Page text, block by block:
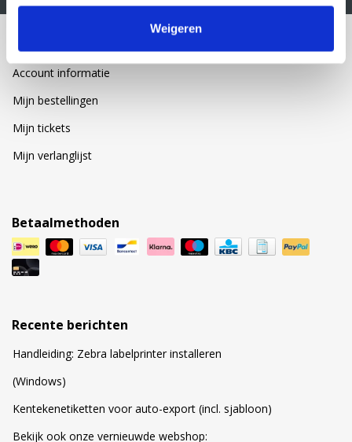
Weigeren
Account informatie
Mijn bestellingen
Mijn tickets
Mijn verlanglijst
Betaalmethoden
Recente berichten
Handleiding: Zebra labelprinter installeren
(Windows)
Kentekenetiketten voor auto-export (incl. sjabloon)
Bekijk ook onze vernieuwde webshop: